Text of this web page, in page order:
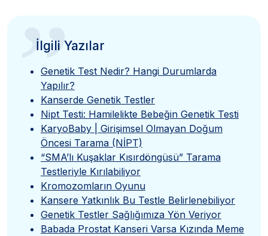
”
İlgili Yazılar
Genetik Test Nedir? Hangi Durumlarda
Yapılır?
Kanserde Genetik Testler
Nipt Testi: Hamilelikte Bebeğin Genetik Testi
KaryoBaby | Girişimsel Olmayan Doğum
Öncesi Tarama (NİPT)
“SMA’lı Kuşaklar Kısırdöngüsü” Tarama
Testleriyle Kırılabiliyor
Kromozomların Oyunu
Kansere Yatkınlık Bu Testle Belirlenebiliyor
Genetik Testler Sağlığımıza Yön Veriyor
Babada Prostat Kanseri Varsa Kızında Meme